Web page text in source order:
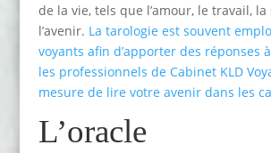
de la vie, tels que l’amour, le travail,
l’avenir. La tarologie est souvent
voyants afin d’apporter des réponses
les professionnels de Cabinet KLD
mesure de lire votre avenir dans les
L’oracle